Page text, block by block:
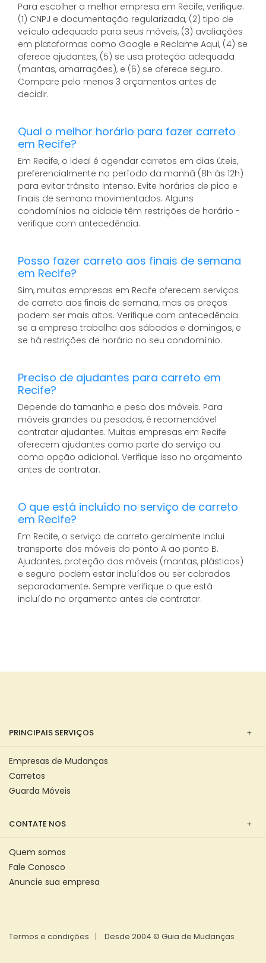
Para escolher a melhor empresa em Recife, verifique:
(1) CNPJ e documentação regularizada, (2) tipo de
veículo adequado para seus móveis, (3) avaliações
em plataformas como Google e Reclame Aqui, (4) se
oferece ajudantes, (5) se usa proteção adequada
(mantas, amarrações), e (6) se oferece seguro.
Compare pelo menos 3 orçamentos antes de
decidir.
Qual o melhor horário para fazer carreto
em Recife?
Em Recife, o ideal é agendar carretos em dias úteis,
preferencialmente no período da manhã (8h às 12h)
para evitar trânsito intenso. Evite horários de pico e
finais de semana movimentados. Alguns
condomínios na cidade têm restrições de horário -
verifique com antecedência.
Posso fazer carreto aos finais de semana
em Recife?
Sim, muitas empresas em Recife oferecem serviços
de carreto aos finais de semana, mas os preços
podem ser mais altos. Verifique com antecedência
se a empresa trabalha aos sábados e domingos, e
se há restrições de horário no seu condomínio.
Preciso de ajudantes para carreto em
Recife?
Depende do tamanho e peso dos móveis. Para
móveis grandes ou pesados, é recomendável
contratar ajudantes. Muitas empresas em Recife
oferecem ajudantes como parte do serviço ou
como opção adicional. Verifique isso no orçamento
antes de contratar.
O que está incluído no serviço de carreto
em Recife?
Em Recife, o serviço de carreto geralmente inclui
transporte dos móveis do ponto A ao ponto B.
Ajudantes, proteção dos móveis (mantas, plásticos)
e seguro podem estar incluídos ou ser cobrados
separadamente. Sempre verifique o que está
incluído no orçamento antes de contratar.
PRINCIPAIS SERVIÇOS
Empresas de Mudanças
Carretos
Guarda Móveis
CONTATE NOS
Quem somos
Fale Conosco
Anuncie sua empresa
Termos e condições Desde 2004 © Guia de Mudanças